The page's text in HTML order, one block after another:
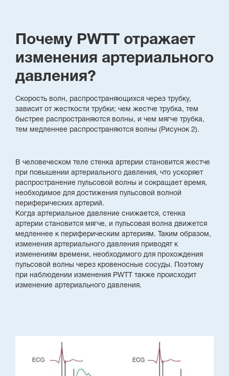
Почему PWTT отражает
изменения артериального
давления?
Скорость волн, распространяющихся через трубку,
зависит от жесткости трубки; чем жестче трубка, тем
быстрее распространяются волны, и чем мягче трубка,
тем медленнее распространяются волны (Рисунок 2).
В человеческом теле стенка артерии становится жестче
при повышении артериального давления, что ускоряет
распространение пульсовой волны и сокращает время,
необходимое для достижения пульсовой волной
периферических артерий.
Когда артериальное давление снижается, стенка
артерии становится мягче, и пульсовая волна движется
медленнее к периферическим артериям. Таким образом,
изменения артериального давления приводят к
изменениям времени, необходимого для прохождения
пульсовой волны через кровеносные сосуды. Поэтому
при наблюдении изменения PWTT также происходит
изменение артериального давления.